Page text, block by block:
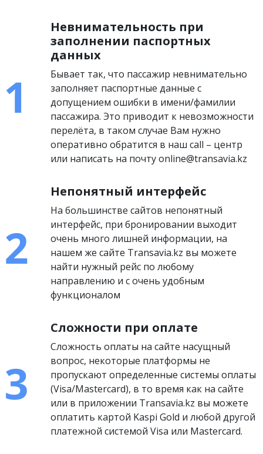
Невнимательность при
заполнении паспортных
данных
Бывает так, что пассажир невнимательно
заполняет паспортные данные с
допущением ошибки в имени/фамилии
пассажира. Это приводит к невозможности
перелёта, в таком случае Вам нужно
оперативно обратится в наш call – центр
или написать на почту online@transavia.kz
Непонятный интерфейс
На большинстве сайтов непонятный
интерфейс, при бронировании выходит
очень много лишней информации, на
нашем же сайте Transavia.kz вы можете
найти нужный рейс по любому
направлению и с очень удобным
функционалом
Сложности при оплате
Сложность оплаты на сайте насущный
вопрос, некоторые платформы не
пропускают определенные системы оплаты
(Visa/Mastercard), в то время как на сайте
или в приложении Transavia.kz вы можете
оплатить картой Kaspi Gold и любой другой
платежной системой Visa или Mastercard.